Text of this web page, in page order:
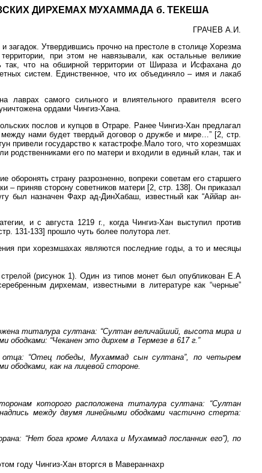
ДИРХЕМАХ МУХАММАДА б. ТЕКЕША
ГРАЧЕВ А.И.
загадок. Утвердившись прочно на престоле в столице Хорезма
при этом не навязывали, как остальные великие
что на обширной территории от Шираза и Исфахана до
систем. Единственное, что их объединяло – имя и лакаб
самого сильного и влиятельного правителя всего
ордами Чингиз-Хана.
послов и купцов в Отраре. Ранее Чингиз-Хан предлагал
нами будет твердый договор о дружбе и мире…” [2, стр.
привели государство к катастрофе.Мало того, что хорезмшах
родственниками его по матери и входили в единый клан, так и
страну разрозненно, вопреки советам его старшего
приняв сторону советников матери [2, стр. 138]. Он приказал
был назначен Фахр ад-ДинХабаш, известный как “Аййар ан-
и с августа 1219 г., когда Чингиз-Хан выступил против
131-133] прошло чуть более полутора лет.
при хорезмшахах являются последние годы, а то и месяцы
(рисунок 1). Один из типов монет был опубликован Е.А
дирхемам, известными в литературе как “черные”
титалура султана: “Султан величайший, высота мира и
ободками: “Чеканен это дирхем в Термезе в 617 г.”
“Отец победы, Мухаммад сын султана”, по четырем
ободками, как на лицевой стороне.
которого расположена титалура султана: “Султан
между двумя линейными ободками частично стерта:
“Нет бога кроме Аллаха и Мухаммад посланник его”), по
году Чингиз-Хан вторгся в Мавераннахр